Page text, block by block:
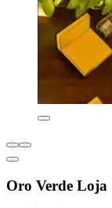
Oro Verde Loja